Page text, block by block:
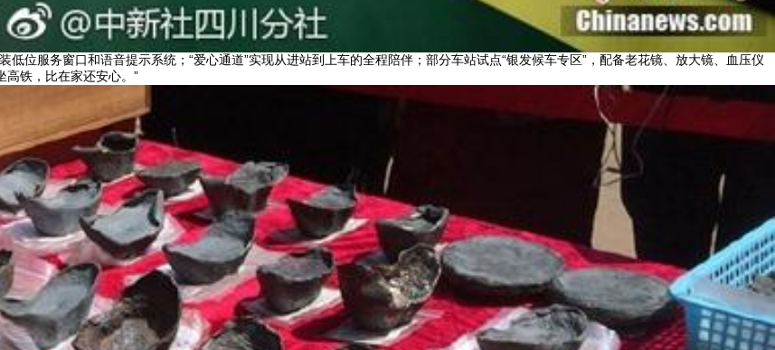
位服务窗口和语音提示系统；“爱心通道”实现从进站到上车的全程陪伴；部分车站试点“银发候车专区”，配备老花镜、放大镜、血压仪
高铁，比在家还安心。”